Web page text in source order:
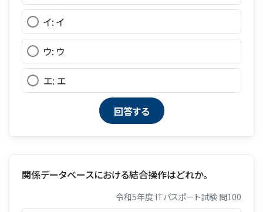
イ: イ
ウ: ウ
エ: エ
関係データベースにおける結合操作はどれか。
令和5年度 ITパスポート試験 問100